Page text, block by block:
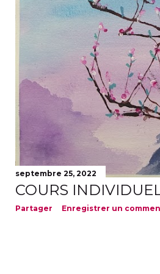
septembre 25, 2022
COURS
Partager Enregistrer un